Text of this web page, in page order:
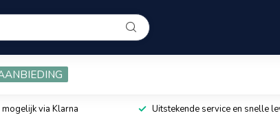
via Klarna Uitstekende service en snelle